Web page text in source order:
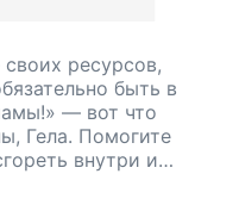
ресурсов,
быть в
— вот что
Гела. Помогите
внутри и
проект!